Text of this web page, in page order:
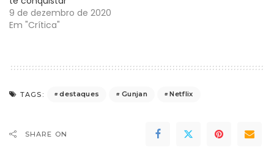
9 de dezembro de 2020
Em "Crítica"
TAGS: destaques Gunjan Netflix
SHARE ON